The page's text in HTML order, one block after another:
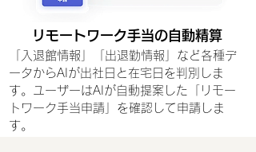
リモートワーク手当の自動精算
「入退館情報」「出退勤情報」など各種デ
ータからAIが出社日と在宅日を判別しま
す。ユーザーはAIが自動提案した「リモー
トワーク手当申請」を確認して申請しま
す。